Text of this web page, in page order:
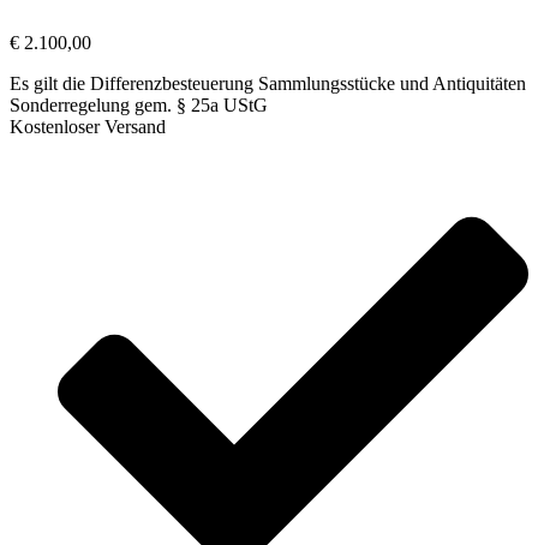
€ 2.100,00
Es gilt die Differenzbesteuerung Sammlungsstücke und Antiquitäten
Sonderregelung gem. § 25a UStG
Kostenloser Versand